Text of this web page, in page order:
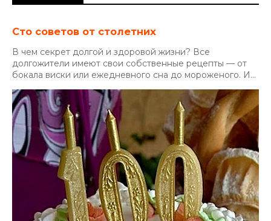
Сто советов от столетних
В чем секрет долгой и здоровой жизни? Все
долгожители имеют свои собственные рецепты — от
бокала виски или ежедневного сна до мороженого. И...